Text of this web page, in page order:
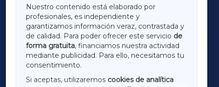
Nuestro contenido está elaborado por
profesionales, es independiente y
garantizamos información veraz, contrastada y
de calidad. Para poder ofrecer este servicio de
forma gratuita, financiamos nuestra actividad
mediante publicidad. Para ello, necesitamos tu
consentimiento.
Si aceptas, utilizaremos cookies de analítica
LUGOXA
TERRACHAXA